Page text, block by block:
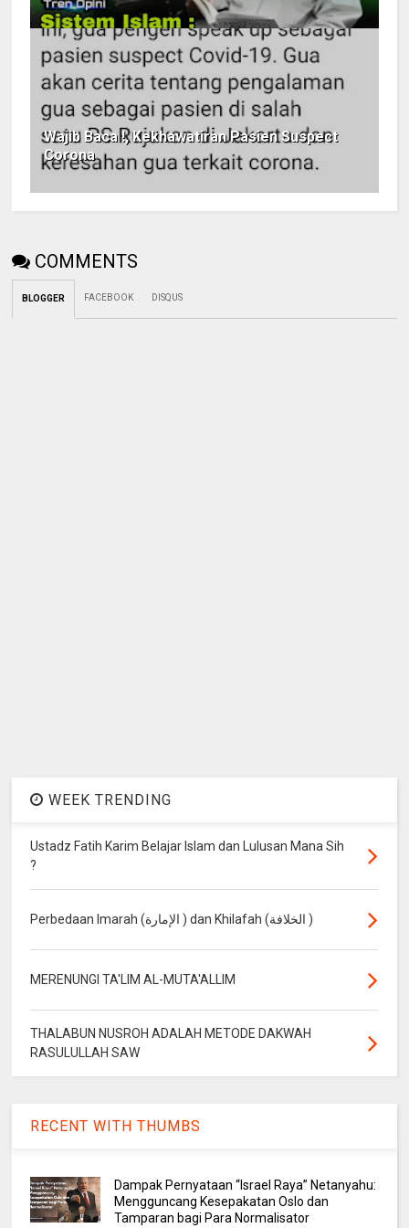
Wajib Baca !, Kekhawatiran Pasien Suspect
Corona
COMMENTS
BLOGGER FACEBOOK DISQUS
WEEK TRENDING
Ustadz Fatih Karim Belajar Islam dan Lulusan Mana Sih
?
Perbedaan Imarah (الإمارة ) dan Khilafah (الخلافة )
MERENUNGI TA'LIM AL-MUTA'ALLIM
THALABUN NUSROH ADALAH METODE DAKWAH
RASULULLAH SAW
RECENT WITH THUMBS
Dampak Pernyataan “Israel Raya” Netanyahu:
Mengguncang Kesepakatan Oslo dan
Tamparan bagi Para Normalisator